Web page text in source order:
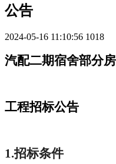
公告
2024-05-16 11:10:56 1018
汽配二期宿舍部分
工程招标公告
1.招标条件